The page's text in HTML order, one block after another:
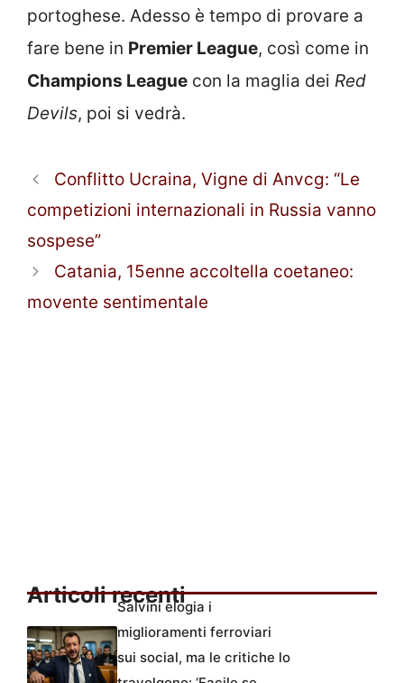
portoghese. Adesso è tempo di provare a
fare bene in Premier League, così come in
Champions League con la maglia dei Red
Devils, poi si vedrà.
Conflitto Ucraina, Vigne di Anvcg: “Le
competizioni internazionali in Russia vanno
sospese”
Catania, 15enne accoltella coetaneo:
movente sentimentale
Articoli recenti
Salvini elogia i
miglioramenti ferroviari
sui social, ma le critiche lo